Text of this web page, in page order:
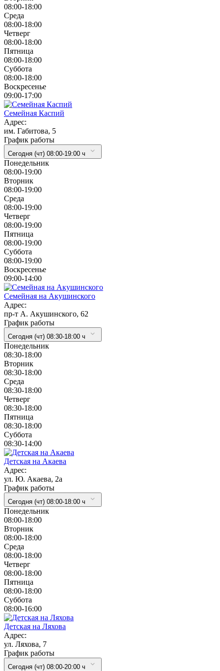
08:00-18:00
Cреда
08:00-18:00
Четверг
08:00-18:00
Пятница
08:00-18:00
Суббота
08:00-18:00
Воскресенье
09:00-17:00
Семейная Каспий
Адрес:
им. Габитова, 5
График работы
Сегодня (чт) 08:00-19:00 ч
Понедельник
08:00-19:00
Вторник
08:00-19:00
Cреда
08:00-19:00
Четверг
08:00-19:00
Пятница
08:00-19:00
Суббота
08:00-19:00
Воскресенье
09:00-14:00
Семейная на Акушинского
Адрес:
пр-т А. Акушинского, 62
График работы
Сегодня (чт) 08:30-18:00 ч
Понедельник
08:30-18:00
Вторник
08:30-18:00
Cреда
08:30-18:00
Четверг
08:30-18:00
Пятница
08:30-18:00
Суббота
08:30-14:00
Детская на Акаева
Адрес:
ул. Ю. Акаева, 2а
График работы
Сегодня (чт) 08:00-18:00 ч
Понедельник
08:00-18:00
Вторник
08:00-18:00
Cреда
08:00-18:00
Четверг
08:00-18:00
Пятница
08:00-18:00
Суббота
08:00-16:00
Детская на Ляхова
Адрес:
ул. Ляхова, 7
График работы
Сегодня (чт) 08:00-20:00 ч